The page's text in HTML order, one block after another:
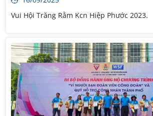
Vui Hội Trăng Rằm Kcn Hiệp Phước 2023.